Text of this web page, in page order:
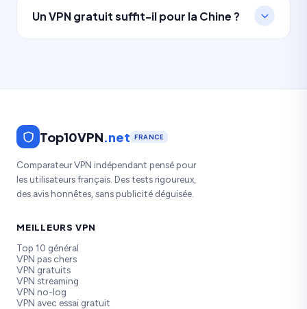
et les boutiques d'applications peuvent être limités
une fois sur place.
Un VPN gratuit suffit-il pour la Chine ?
censurés.
Top10VPN.net FRANCE
Comparateur VPN indépendant pensé pour
les utilisateurs français. Des tests rigoureux,
des avis honnêtes, sans publicité déguisée.
MEILLEURS VPN
Top 10 général
VPN pas chers
VPN gratuits
VPN streaming
VPN no-log
VPN avec essai gratuit